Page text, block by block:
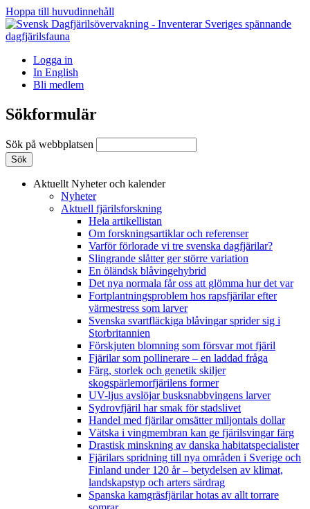
Hoppa till huvudinnehåll
Logga in
In English
Bli medlem
Sökformulär
Sök på webbplatsen
Aktuellt Nyheter och kalender
Nyheter
Aktuell fjärilsforskning
Hela artikellistan
Om forskningsartiklar och referenser
Varför förlorade vi tre svenska dagfjärilar?
Slingrande slåtter ger större variation
En öländsk blåvingehybrid
Det nya normala får oss att glömma hur det var
Fortplantningsproblem hos rapsfjärilar efter
värmestress som larver
Svenska svartfläckiga blåvingar sprider sig i
Storbritannien
Förskjuten blomning som försvar mot fjäril
Fjärilar som pollinerare – en laddad fråga
Färg, storlek och genetik skiljer
skogspärlemorfjärilens former
UV-ljus avslöjar busksnabbvingens larver
Sydrovfjäril har smak för stadslivet
Handel med fjärilar omsätter miljontals dollar
Vätska i vingmembran kan ge fjärilsvingar färg
Drastisk minskning av danska habitatspecialister
Fjärilars spridning till nya områden i Sverige och
Finland under 120 år– betydelsen av klimat,
landskapstyp och arters särdrag
Spanska kamgräsfjärilar hotas av allt torrare